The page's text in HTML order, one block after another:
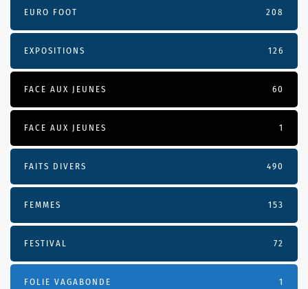
EURO FOOT 208
EXPOSITIONS 126
FACE AUX JEUNES 60
FACE AUX JEUNES 1
FAITS DIVERS 490
FEMMES 153
FESTIVAL 72
FOLIE VAGABONDE 1